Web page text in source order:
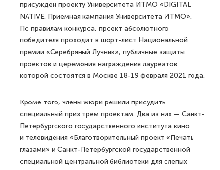
присужден проекту Университета ИТМО «DIGITAL
NATIVE. Приемная кампания Университета ИТМО».
По правилам конкурса, проект абсолютного
победителя проходит в шорт-лист Национальной
премии «Серебряный Лучник», публичные защиты
проектов и церемония награждения лауреатов
которой состоятся в Москве 18-19 февраля 2021 года.
Кроме того, члены жюри решили присудить
специальный приз трем проектам. Два из них — Санкт-
Петербургского государственного института кино
и телевидения «Благотворительный проект «Печать
глазами» и Санкт-Петербургской государственной
специальной центральной библиотеки для слепых